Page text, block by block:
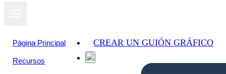
Página Principal
Recursos
CREAR UN GUIÓN GRÁFICO